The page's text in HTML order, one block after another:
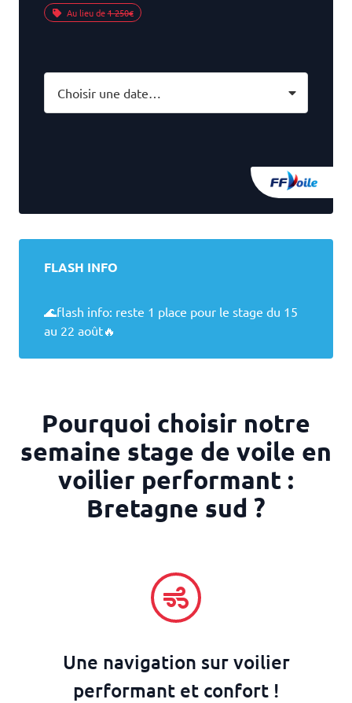
Au lieu de1 250€
Choisir une date…
FLASH INFO
🌊flash info: reste 1 place pour le stage du 15
au 22 août🔥
Pourquoi choisir notre
semaine stage de voile en
voilier performant :
Bretagne sud ?
Une navigation sur voilier
performant et confort !